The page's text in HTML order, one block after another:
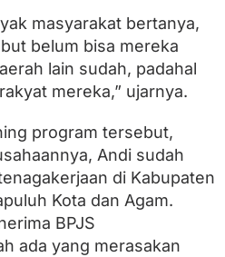
masyarakat bertanya,
belum bisa mereka
lain sudah, padahal
mereka,” ujarnya.
program tersebut,
Andi sudah
di Kabupaten
Kota dan Agam.
BPJS
ada yang merasakan